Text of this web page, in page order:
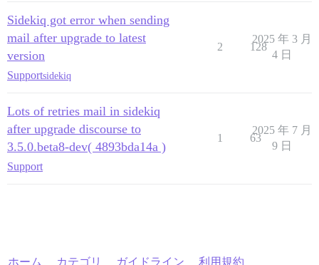
Sidekiq got error when sending
mail after upgrade to latest
version
Supportsidekiq
2 128
2025 年 3 月
4 日
Lots of retries mail in sidekiq
after upgrade discourse to
3.5.0.beta8-dev( 4893bda14a )
Support
1 63
2025 年 7 月
9 日
ホーム カテゴリ ガイドライン 利用規約